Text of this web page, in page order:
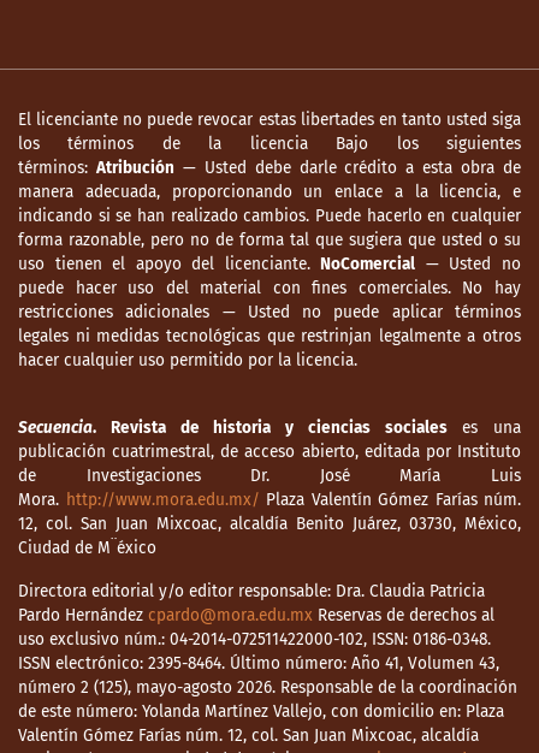
El licenciante no puede revocar estas libertades en tanto usted siga
los términos de la licencia Bajo los siguientes
términos: Atribución — Usted debe darle crédito a esta obra de
manera adecuada, proporcionando un enlace a la licencia, e
indicando si se han realizado cambios. Puede hacerlo en cualquier
forma razonable, pero no de forma tal que sugiera que usted o su
uso tienen el apoyo del licenciante.NoComercial — Usted no
puede hacer uso del material con fines comerciales. No hay
restricciones adicionales — Usted no puede aplicar términos
legales ni medidas tecnológicas que restrinjan legalmente a otros
hacer cualquier uso permitido por la licencia.
Secuencia. Revista de historia y ciencias socialeses una
publicación cuatrimestral, de acceso abierto, editada por Instituto
de Investigaciones Dr. José María Luis
Mora. http://www.mora.edu.mx/ Plaza Valentín Gómez Farías núm.
12, col. San Juan Mixcoac, alcaldía Benito Juárez, 03730, México,
Ciudad de M¨éxico
Directora editorial y/o editor responsable: Dra. Claudia Patricia
Pardo Hernández cpardo@mora.edu.mx Reservas de derechos al
uso exclusivo núm.: 04-2014-072511422000-102, ISSN: 0186-0348.
ISSN electrónico: 2395-8464. Último número: Año 41, Volumen 43,
número 2 (125), mayo-agosto 2026. Responsable de la coordinación
de este número: Yolanda Martínez Vallejo, con domicilio en: Plaza
Valentín Gómez Farías núm. 12, col. San Juan Mixcoac, alcaldía